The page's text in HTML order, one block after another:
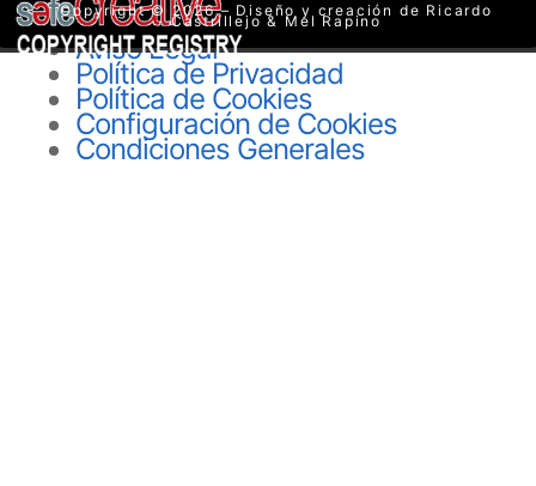
Copyright © 2026 – Diseño y creación de Ricardo
Castrillejo & Mel Rapino
Aviso Legal
Política de Privacidad
Política de Cookies
Configuración de Cookies
Condiciones Generales